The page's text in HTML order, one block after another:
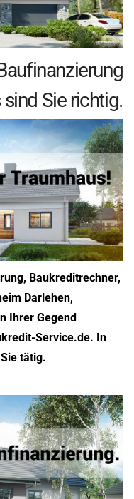
Sie richtig.
Baukreditrechner,
Darlehen,
Ihrer Gegend
Service.de. In
tätig.